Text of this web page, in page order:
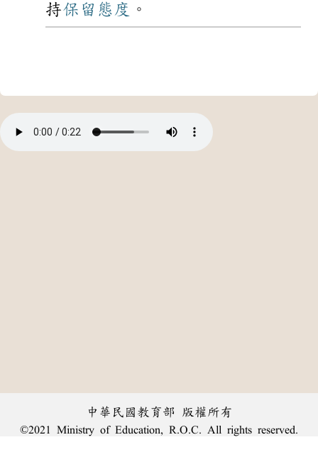
持保留 態度 。
中華民國教育部 版權所有
©2021 Ministry of Education, R.O.C. All rights reserved.